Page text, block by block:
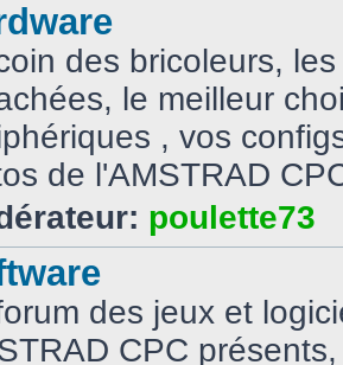
des bricoleurs,
le meilleur
, vos
de l'AMSTRAD
poulette73
des jeux et
CPC